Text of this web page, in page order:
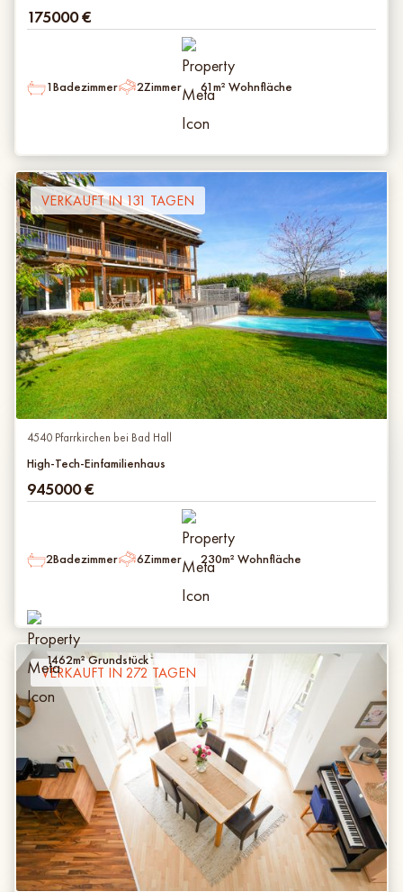
175000€
1Badezimmer 2Zimmer 61m² Wohnfläche
VERKAUFT IN 131 TAGEN
4540 Pfarrkirchen bei Bad Hall
High-Tech-Einfamilienhaus
945000€
2Badezimmer 6Zimmer 230m² Wohnfläche
1462m² Grundstück
VERKAUFT IN 272 TAGEN